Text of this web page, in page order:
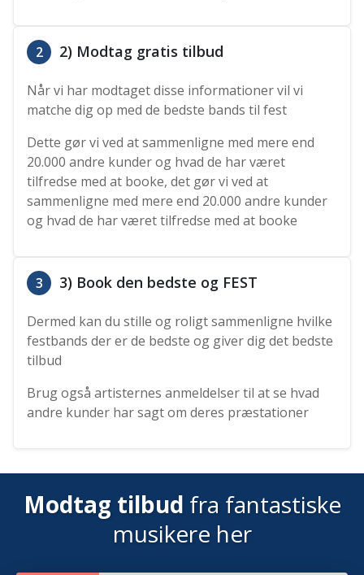
2 2) Modtag gratis tilbud
Når vi har modtaget disse informationer vil vi
matche dig op med de bedste bands til fest
Dette gør vi ved at sammenligne med mere end
20.000 andre kunder og hvad de har været
tilfredse med at booke, det gør vi ved at
sammenligne med mere end 20.000 andre kunder
og hvad de har været tilfredse med at booke
3 3) Book den bedste og FEST
Dermed kan du stille og roligt sammenligne hvilke
festbands der er de bedste og giver dig det bedste
tilbud
Brug også artisternes anmeldelser til at se hvad
andre kunder har sagt om deres præstationer
Modtag tilbud fra fantastiske
musikere her